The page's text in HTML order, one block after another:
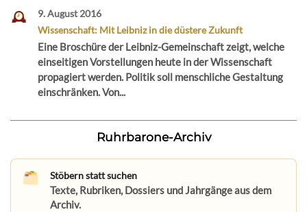
9. August 2016
Wissenschaft: Mit Leibniz in die düstere Zukunft
Eine Broschüre der Leibniz-Gemeinschaft zeigt, welche
einseitigen Vorstellungen heute in der Wissenschaft
propagiert werden. Politik soll menschliche Gestaltung
einschränken. Von...
Ruhrbarone-Archiv
Stöbern statt suchen
Texte, Rubriken, Dossiers und Jahrgänge aus dem
Archiv.